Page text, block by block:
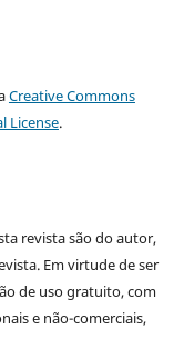
Creative Commons
License.
revista são do autor,
Em virtude de ser
de uso gratuito, com
e não-comerciais,